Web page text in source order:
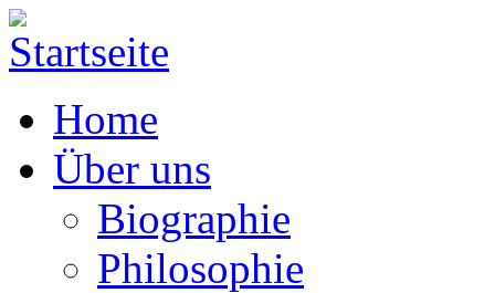
Home
Über uns
Biographie
Philosophie